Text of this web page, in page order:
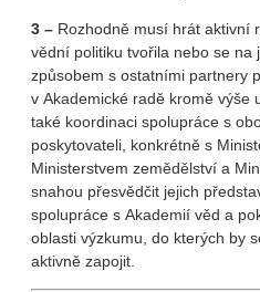
3 – Rozhodně musí hrát aktivní
vědní politiku tvořila nebo se na
způsobem s ostatními partnery
v Akademické radě kromě výše
také koordinaci spolupráce s
poskytovateli, konkrétně s
Ministerstvem zemědělství a
snahou přesvědčit jejich
spolupráce s Akademií věd a
oblasti výzkumu, do kterých by
aktivně zapojit.